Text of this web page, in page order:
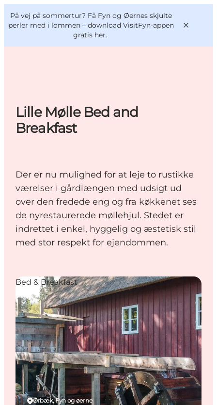
På vej på sommertur? Få Fyn og Øernes skjulte
perler med i lommen – download VisitFyn-appen
gratis her.
Oplevelser
Outdoor
Mad og drikke
VisitFyn
Deutsch
Lille Mølle Bed and
Breakfast
Der er nu mulighed for at leje to rustikke
værelser i gårdlængen med udsigt ud
over den fredede eng og fra køkkenet ses
de nyrestaurerede møllehjul. Stedet er
indrettet i enkel, hyggelig og æstetisk stil
med stor respekt for ejendommen.
Ørbæk, Fyn og øerne
Bed & Breakfast